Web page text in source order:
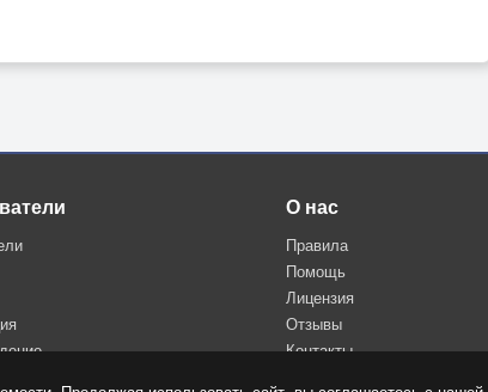
О нас
Правила
Помощь
Лицензия
Отзывы
Контакты